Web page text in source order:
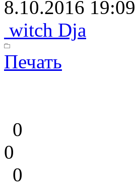
8.10.2016 19:09
witch Dja
Печать
0
0
0